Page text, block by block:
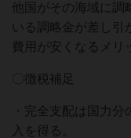
他国がその海域に調
いる調略⾦が差し引
費⽤が安くなるメリ
〇徴税補⾜
・完全⽀配は国⼒
⼊を得る。